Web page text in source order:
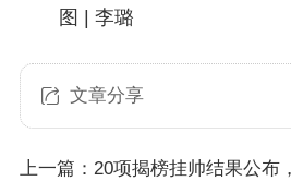
图 | 李璐
文章分享
上一篇：20项揭榜挂帅结果公布